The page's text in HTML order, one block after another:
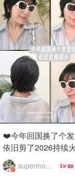
❤️今年回国换了个
依旧剪了2026持续
翘翘头
supermommy 30